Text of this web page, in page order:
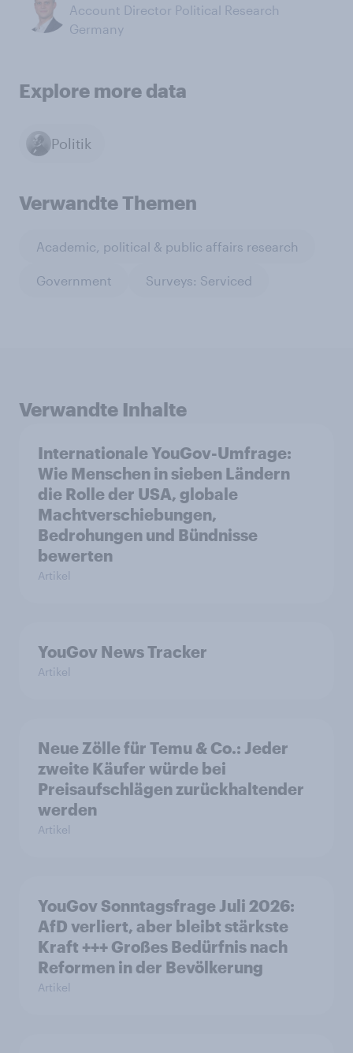
Account Director Political Research
Germany
Explore more data
Politik
Verwandte Themen
Academic, political & public affairs research
Government Surveys: Serviced
Verwandte Inhalte
Internationale YouGov-Umfrage:
Wie Menschen in sieben Ländern
die Rolle der USA, globale
Machtverschiebungen,
Bedrohungen und Bündnisse
bewerten
Artikel
YouGov News Tracker
Artikel
Neue Zölle für Temu & Co.: Jeder
zweite Käufer würde bei
Preisaufschlägen zurückhaltender
werden
Artikel
YouGov Sonntagsfrage Juli 2026:
AfD verliert, aber bleibt stärkste
Kraft +++ Großes Bedürfnis nach
Reformen in der Bevölkerung
Artikel